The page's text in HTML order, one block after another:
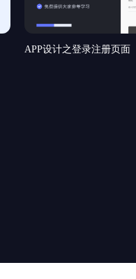
APP设计之登录注册页面